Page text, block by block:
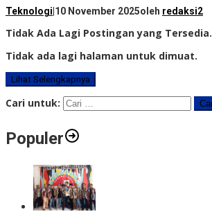
Teknologi 10 November 2025oleh redaksi2
Tidak Ada Lagi Postingan yang Tersedia.
Tidak ada lagi halaman untuk dimuat.
Lihat Selengkapnya
Cari untuk:
Populer